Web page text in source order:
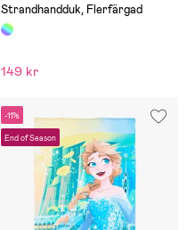
Strandhandduk, Flerfärgad
149 kr
-11%
End of Season